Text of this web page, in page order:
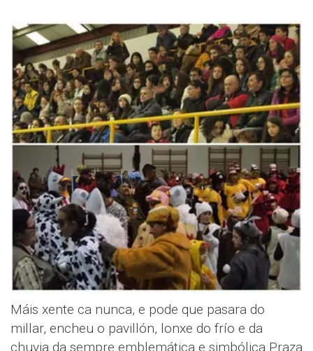
Máis xente ca nunca, e pode que pasara do
millar, encheu o pavillón, lonxe do frío e da
chuvia da sempre emblemática e simbólica Praza